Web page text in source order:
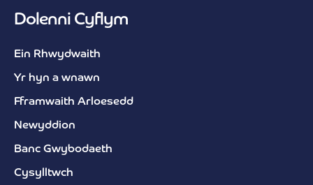
Dolenni Cyflym
Ein Rhwydwaith
Yr hyn a wnawn
Fframwaith Arloesedd
Newyddion
Banc Gwybodaeth
Cysylltwch